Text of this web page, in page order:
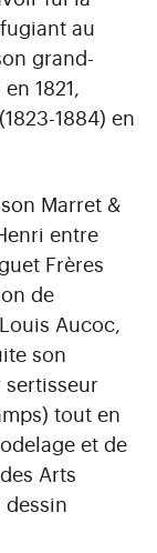
au
grand-
1821,
1884) en
Marret &
entre
Frères
de
Aucoc,
son
sertisseur
tout en
et de
Arts
dessin